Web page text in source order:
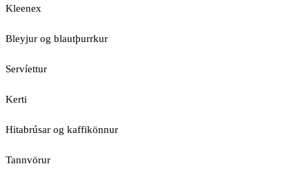
Kleenex
Bleyjur og blautþurrkur
Servíettur
Kerti
Hitabrúsar og kaffikönnur
Tannvörur